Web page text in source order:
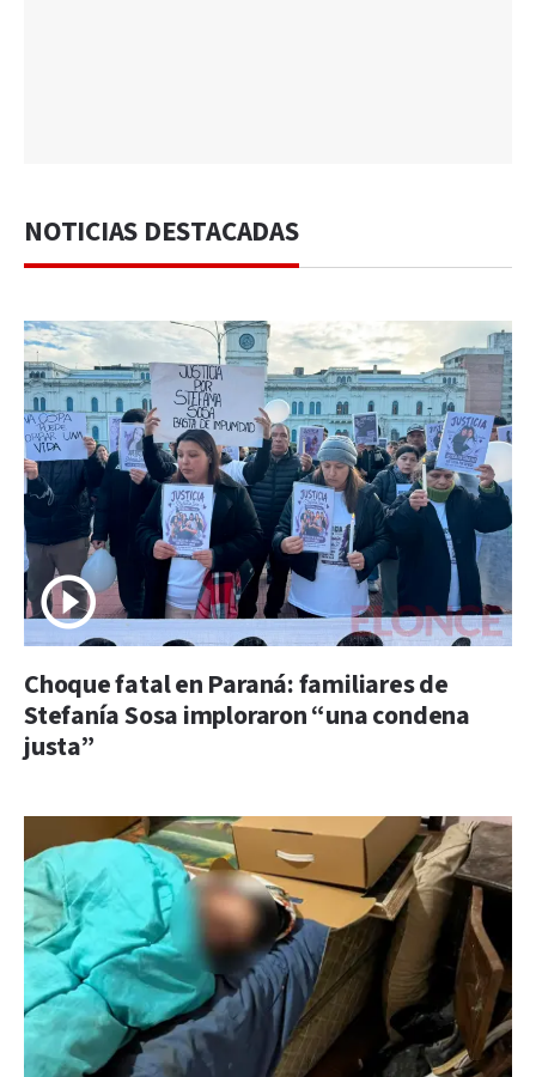
NOTICIAS DESTACADAS
Choque fatal en Paraná: familiares de
Stefanía Sosa imploraron “una condena
justa”